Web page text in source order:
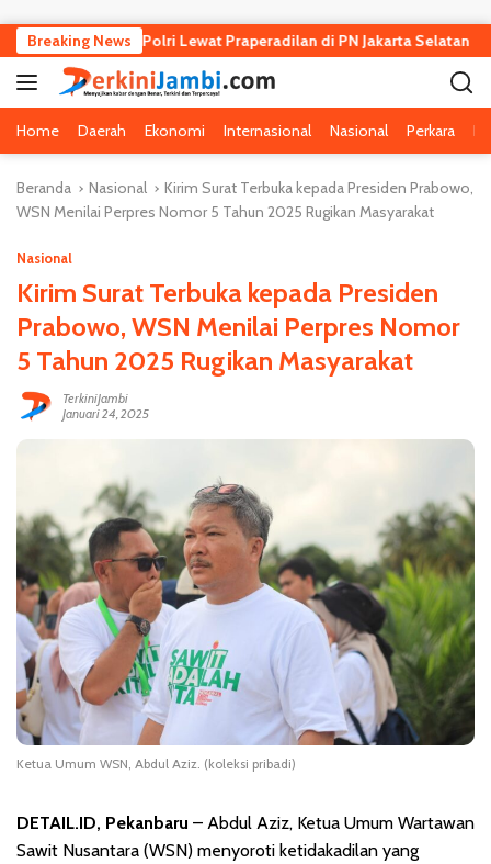
Breaking News
dan Polri Lewat Praperadilan di PN Jakarta Selatan
Home Daerah Ekonomi Internasional Nasional Perkara
Beranda Nasional
Kirim Surat Terbuka kepada Presiden Prabowo,
WSN Menilai Perpres Nomor 5 Tahun 2025 Rugikan Masyarakat
Nasional
Kirim Surat Terbuka kepada Presiden
Prabowo, WSN Menilai Perpres Nomor
5 Tahun 2025 Rugikan Masyarakat
TerkiniJambi
Januari 24, 2025
Ketua Umum WSN, Abdul Aziz. (koleksi pribadi)
DETAIL.ID, Pekanbaru – Abdul Aziz, Ketua Umum Wartawan
Sawit Nusantara (WSN) menyoroti ketidakadilan yang